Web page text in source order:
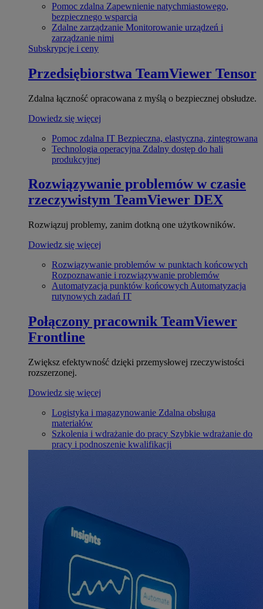
Pomoc zdalna Zapewnienie natychmiastowego,
bezpiecznego wsparcia
Zdalne zarządzanie Monitorowanie urządzeń i
zarządzanie nimi
Subskrypcje i ceny
Przedsiębiorstwa TeamViewer Tensor
Zdalna łączność opracowana z myślą o bezpiecznej obsłudze.
Dowiedz się więcej
Pomoc zdalna IT Bezpieczna, elastyczna, zintegrowana
Technologia operacyjna Zdalny dostęp do hali
produkcyjnej
Rozwiązywanie problemów w czasie
rzeczywistym TeamViewer DEX
Rozwiązuj problemy, zanim dotkną one użytkowników.
Dowiedz się więcej
Rozwiązywanie problemów w punktach końcowych
Rozpoznawanie i rozwiązywanie problemów
Automatyzacja punktów końcowych Automatyzacja
rutynowych zadań IT
Połączony pracownik TeamViewer
Frontline
Zwiększ efektywność dzięki przemysłowej rzeczywistości
rozszerzonej.
Dowiedz się więcej
Logistyka i magazynowanie Zdalna obsługa
materiałów
Szkolenia i wdrażanie do pracy Szybkie wdrażanie do
pracy i podnoszenie kwalifikacji